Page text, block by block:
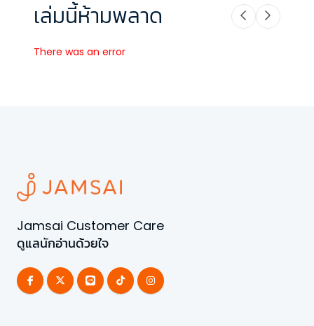
เล่มนี้ห้ามพลาด
There was an error
Jamsai Customer Care
ดูแลนักอ่านด้วยใจ